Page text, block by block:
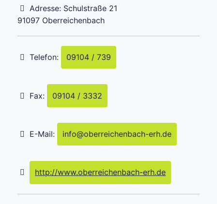
Adresse: Schulstraße 21
91097 Oberreichenbach
Telefon: 09104 / 739
Fax: 09104 / 3332
E-Mail: info@oberreichenbach-erh.de
http://www.oberreichenbach-erh.de